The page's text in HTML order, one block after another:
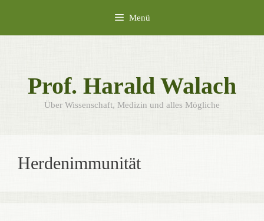
springen
Menü
Prof. Harald Walach
Über Wissenschaft, Medizin und alles Mögliche
Herdenimmunität